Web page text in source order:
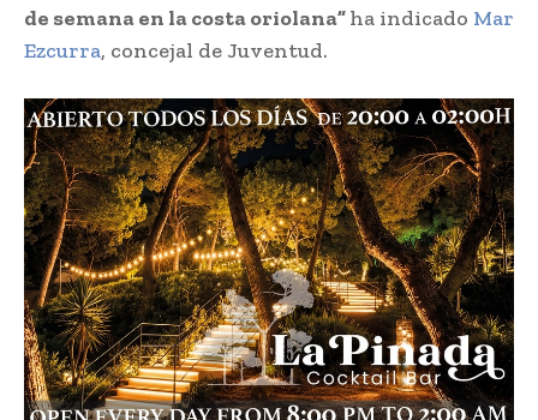
de semana en la costa oriolana”ha indicado Mar
Ezcurra, concejal de Juventud.